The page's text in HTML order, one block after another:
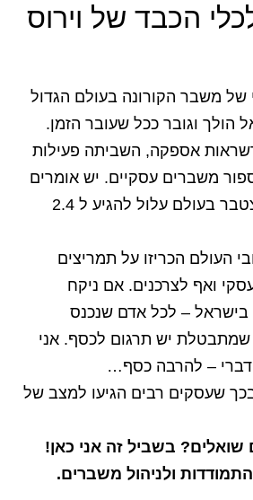
הכבד של וירוס
של משבר הקורונה בעולם הגדול
הולך וגובר ככל שעובר הזמן.
אספקה, השביתה פעילות
משברים עסקיים. יש אומרים
שהנזק הכלכלי המצטבר בעולם עלול להגיע ל 2.4
העולם הכריזו על תמריצים
ואף לצרכנים. אם ניקח
– לכל אדם שנכנס
שמתבטלת יש תרגום לכסף. אני
דברי – להרבה כסף…
שעסקים רבים הגיעו למצב של
בשביל זה אני כאן!
ולניהול משברים.